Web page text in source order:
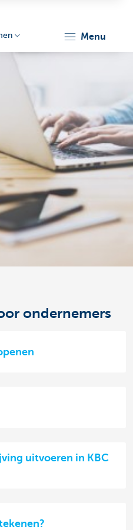
menu
ondernemers
uitvoeren in KBC